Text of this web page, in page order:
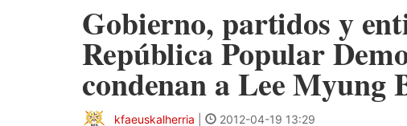
Gobierno, partidos y
República Popular
condenan a Lee Myung
kfaeuskalherria 2012-04-19 13:29